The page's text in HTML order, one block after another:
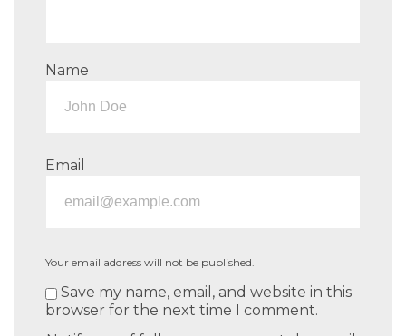
Name
Email
Your email address will not be published.
Save my name, email, and website in this
browser for the next time I comment.